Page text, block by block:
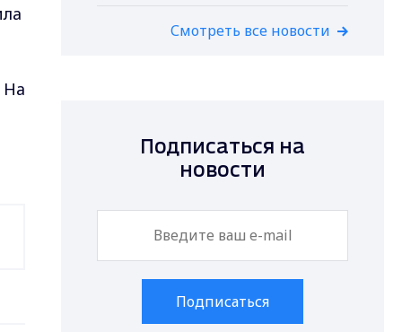
На
Смотреть все новости
Подписаться на
новости
Подписаться